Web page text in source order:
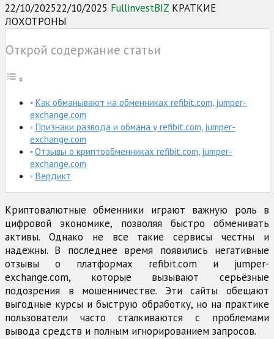
22/10/202522/10/2025 FullinvestBIZ КРАТКИЕ
ЛОХОТРОНЫ
Открой содержание статьи
Как обманывают на обменниках refibit.com, jumper-
exchange.com
Признаки развода и обмана у refibit.com, jumper-
exchange.com
Отзывы о криптообменниках refibit.com, jumper-
exchange.com
Вердикт
Криптовалютные обменники играют важную роль в
цифровой экономике, позволяя быстро обменивать
активы. Однако не все такие сервисы честны и
надежны. В последнее время появились негативные
отзывы о платформах refibit.com и jumper-
exchange.com, которые вызывают серьёзные
подозрения в мошенничестве. Эти сайты обещают
выгодные курсы и быструю обработку, но на практике
пользователи часто сталкиваются с проблемами
вывода средств и полным игнорированием запросов.